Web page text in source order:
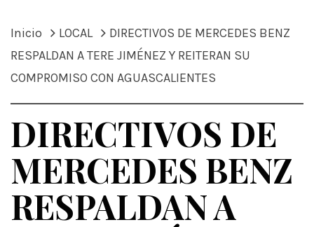
Inicio LOCAL
DIRECTIVOS DE MERCEDES BENZ
RESPALDAN A TERE JIMÉNEZ Y REITERAN SU
COMPROMISO CON AGUASCALIENTES
DIRECTIVOS DE
MERCEDES BENZ
RESPALDAN A